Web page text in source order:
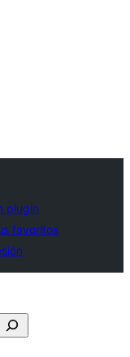
plugin
favoritos